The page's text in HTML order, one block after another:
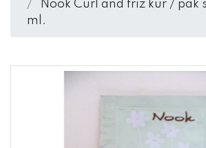
Nook Curl and friz kur / pak
ml.